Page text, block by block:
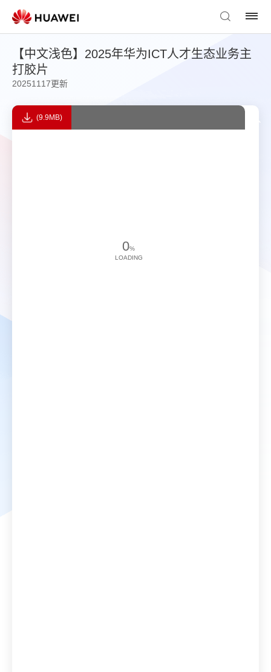
【中文浅色】2025年华为ICT人才生态业务主
打胶片
20251117更新
(9.9MB)
0%
LOADING